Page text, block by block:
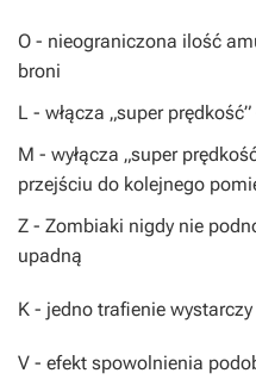
O - nieograniczona ilość
broni
L - włącza „super
M - wyłącza „super
przejściu do kolejnego
Z - Zombiaki nigdy nie
upadną
K - jedno trafienie
V - efekt spowolnienia